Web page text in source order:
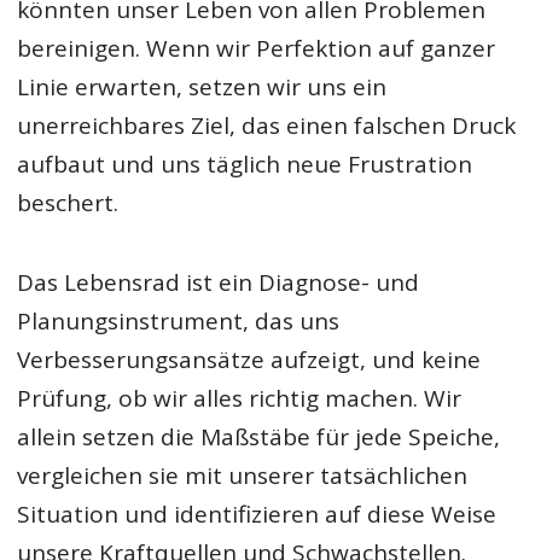
könnten unser Leben von allen Problemen
bereinigen. Wenn wir Perfektion auf ganzer
Linie erwarten, setzen wir uns ein
unerreichbares Ziel, das einen falschen Druck
aufbaut und uns täglich neue Frustration
beschert.
Das Lebensrad ist ein Diagnose- und
Planungsinstrument, das uns
Verbesserungsansätze aufzeigt, und keine
Prüfung, ob wir alles richtig machen. Wir
allein setzen die Maßstäbe für jede Speiche,
vergleichen sie mit unserer tatsächlichen
Situation und identifizieren auf diese Weise
unsere Kraftquellen und Schwachstellen.